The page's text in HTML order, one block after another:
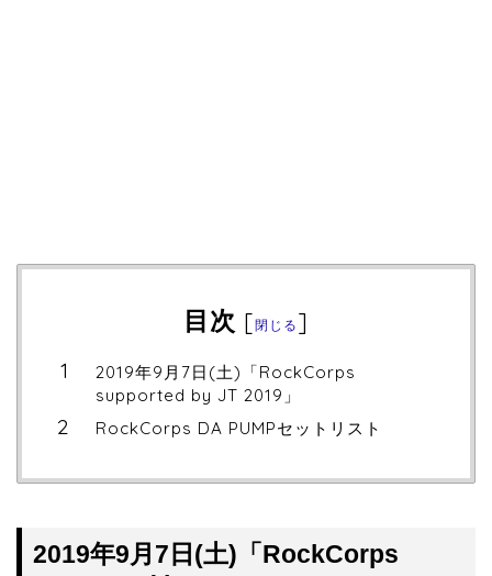
目次 [閉じる ]
2019年9月7日(土)「RockCorps
supported by JT 2019」
RockCorps DA PUMPセットリスト
2019年9月7日(土)「RockCorps